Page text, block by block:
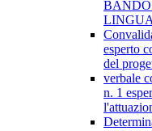
BANDO
esperto
del
verbale
n. 1